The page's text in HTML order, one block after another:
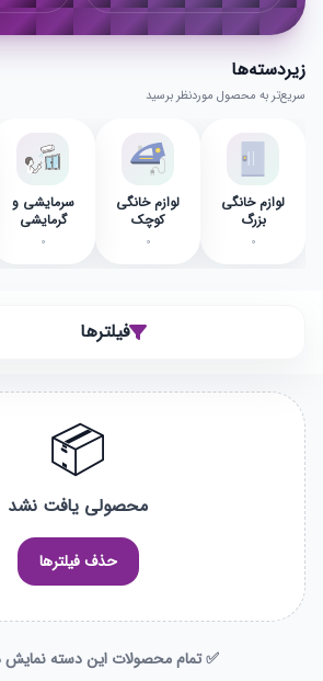
زیر‌دسته‌ها
سریع‌تر به محصول موردنظر برسید
لوازم خانگی
بزرگ
0
لوازم خانگی
کوچک
0
سرمایشی و
گرمایشی
0
فیلترها
📦
محصولی یافت نشد
حذف فیلترها
✅ تمام محصولات این دسته نمایش